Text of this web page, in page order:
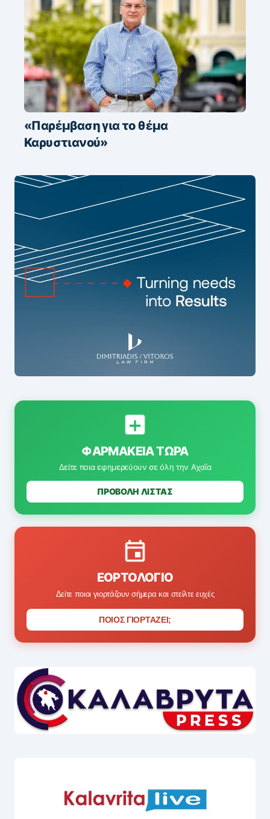
«Παρέμβαση για το θέμα
Καρυστιανού»
ΦΑΡΜΑΚΕΊΑ ΤΏΡΑ
Δείτε ποια εφημερεύουν σε όλη την Αχαΐα
ΠΡΟΒΟΛΗ ΛΙΣΤΑΣ
ΕΟΡΤΟΛΌΓΙΟ
Δείτε ποιοι γιορτάζουν σήμερα και στείλτε ευχές
ΠΟΙΟΣ ΓΙΟΡΤΑΖΕΙ;